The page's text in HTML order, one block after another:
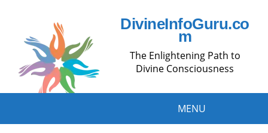
DivineInfoGuru.co
m
The Enlightening Path to
Divine Consciousness
MENU